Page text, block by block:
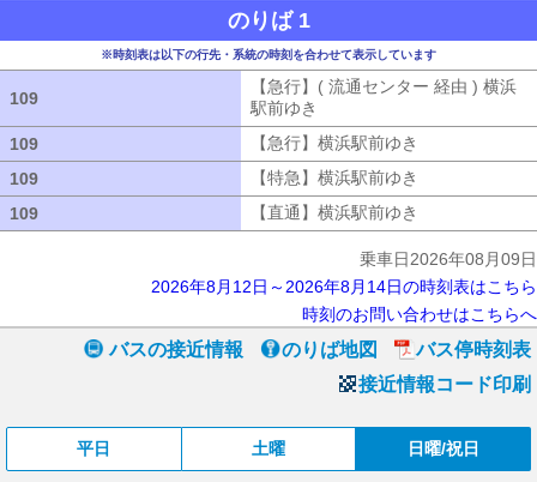
のりば 1
※時刻表は以下の行先・系統の時刻を合わせて表示しています
109
【急行】( 流通センター 経由 ) 横浜
駅前ゆき
109
【急行】横浜駅前ゆき
109
【特急】横浜駅前ゆき
109
【直通】横浜駅前ゆき
乗車日2026年08月09日
2026年8月12日～2026年8月14日の時刻表はこちら
時刻のお問い合わせはこちらへ
バスの接近情報 のりば地図
バス停時刻表
接近情報コード印刷
平日 土曜 日曜/祝日